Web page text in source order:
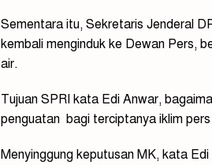
Sementara itu, Sekretaris Jenderal
kembali menginduk ke Dewan Pers,
air.
Tujuan SPRI kata Edi Anwar,
penguatan bagi terciptanya iklim
Menyinggung keputusan MK, kata